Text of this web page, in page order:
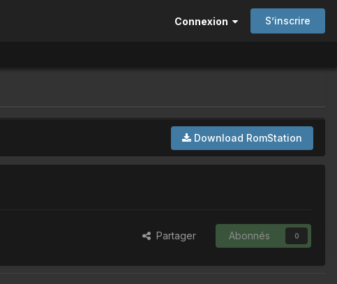
Connexion S’inscrire
Download RomStation
Partager Abonnés 0